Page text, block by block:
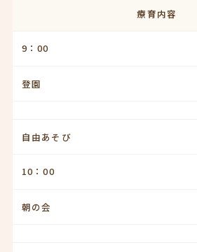
療育内容
9：00
登園
自由あそび
10：00
朝の会